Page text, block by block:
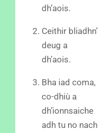
dh’aois.
Ceithir bliadhn’
deug a
dh’aois.
Bha iad coma,
co-dhiù a
dh’ionnsaiche
adh tu no nach